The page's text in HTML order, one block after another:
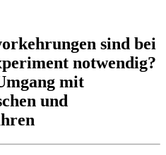
sind bei
notwendig?
mit
und